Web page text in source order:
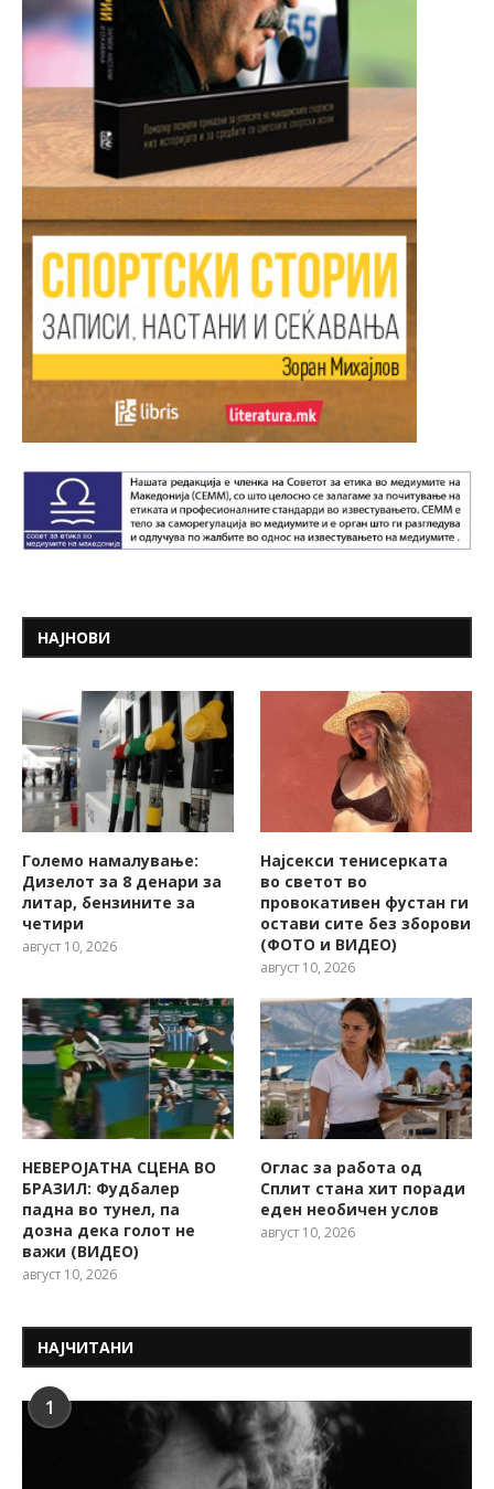
НАЈНОВИ
Големо намалување:
Дизелот за 8 денари за
литар, бензините за
четири
август 10, 2026
Најсекси тенисерката
во светот во
провокативен фустан ги
остави сите без зборови
(ФОТО и ВИДЕО)
август 10, 2026
НЕВЕРОЈАТНА СЦЕНА ВО
БРАЗИЛ: Фудбалер
падна во тунел, па
дозна дека голот не
важи (ВИДЕО)
август 10, 2026
Оглас за работа од
Сплит стана хит поради
еден необичен услов
август 10, 2026
НАЈЧИТАНИ
1